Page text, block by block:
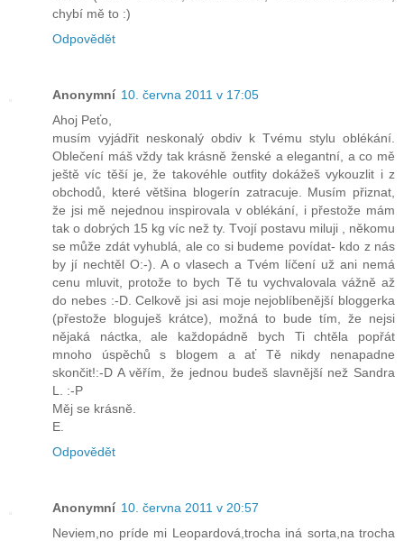
chybí mě to :)
Odpovědět
Anonymní 10. června 2011 v 17:05
Ahoj Peťo,
musím vyjádřit neskonalý obdiv k Tvému stylu oblékání.
Oblečení máš vždy tak krásně ženské a elegantní, a co mě
ještě víc těší je, že takovéhle outfity dokážeš vykouzlit i z
obchodů, které většina blogerín zatracuje. Musím přiznat,
že jsi mě nejednou inspirovala v oblékání, i přestože mám
tak o dobrých 15 kg víc než ty. Tvojí postavu miluji , někomu
se může zdát vyhublá, ale co si budeme povídat- kdo z nás
by jí nechtěl O:-). A o vlasech a Tvém líčení už ani nemá
cenu mluvit, protože to bych Tě tu vychvalovala vážně až
do nebes :-D. Celkově jsi asi moje nejoblíbenější bloggerka
(přestože bloguješ krátce), možná to bude tím, že nejsi
nějaká náctka, ale každopádně bych Ti chtěla popřát
mnoho úspěchů s blogem a ať Tě nikdy nenapadne
skončit!:-D A věřím, že jednou budeš slavnější než Sandra
L. :-P
Měj se krásně.
E.
Odpovědět
Anonymní 10. června 2011 v 20:57
Neviem,no príde mi Leopardová,trocha iná sorta,na trocha